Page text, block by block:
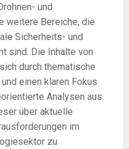
und
weitere Bereiche, die
Sicherheits- und
sind. Die Inhalte von
durch thematische
einen klaren Fokus
Analysen aus.
über aktuelle
im
zu